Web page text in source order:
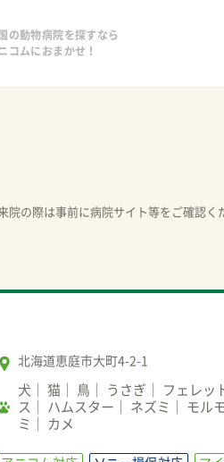
の動物病院を探すなら
コムにおまかせ！
の際は事前に病院サイト等をご確認く
北海道恵庭市大町4-2-1
犬 猫 鳥 うさぎ フェレッ
ス
ハムスター ネズミ モル
ミ
カメ